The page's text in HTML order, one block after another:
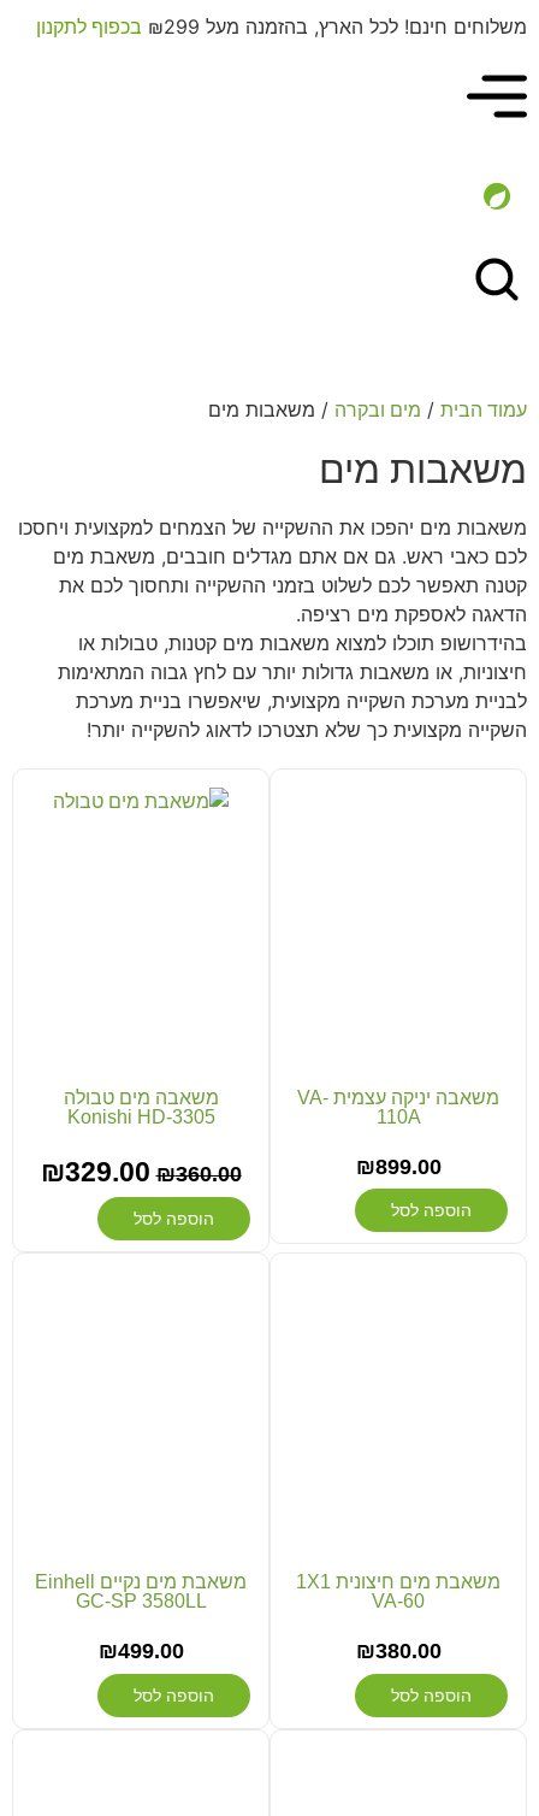
משלוחים חינם! לכל הארץ, בהזמנה מעל ₪299 בכפוף לתקנון
עמוד הבית / מים ובקרה / משאבות מים
משאבות מים
משאבות מים יהפכו את ההשקייה של הצמחים למקצועית ויחסכו
לכם כאבי ראש. גם אם אתם מגדלים חובבים, משאבת מים
קטנה תאפשר לכם לשלוט בזמני ההשקייה ותחסוך לכם את
הדאגה לאספקת מים רציפה.
בהידרושופ תוכלו למצוא משאבות מים קטנות, טבולות או
חיצוניות, או משאבות גדולות יותר עם לחץ גבוה המתאימות
לבניית מערכת השקייה מקצועית, שיאפשרו בניית מערכת
השקייה מקצועית כך שלא תצטרכו לדאוג להשקייה יותר!
משאבה יניקה עצמית VA-
110A
₪899.00
הוספה לסל
משאבה מים טבולה
Konishi HD-3305
₪360.00
₪329.00
הוספה לסל
משאבת מים חיצונית 1X1
VA-60
₪380.00
הוספה לסל
משאבת מים נקיים Einhell
GC-SP 3580LL
₪499.00
הוספה לסל